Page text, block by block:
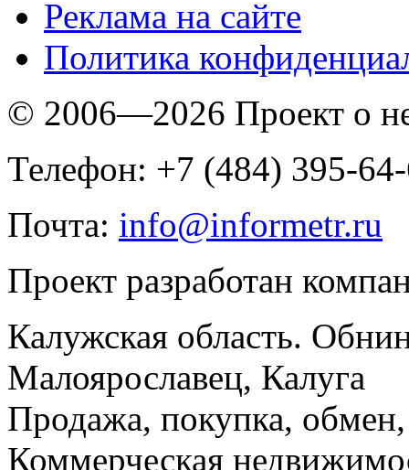
Реклама на сайте
Политика
© 2006—2026 Проект о
Телефон: +7 (484) 395-
Почта: info@informetr.ru
Проект разработан
Калужская область.
Малоярославец, Калуга
Продажа, покупка, обмен,
Коммерческая